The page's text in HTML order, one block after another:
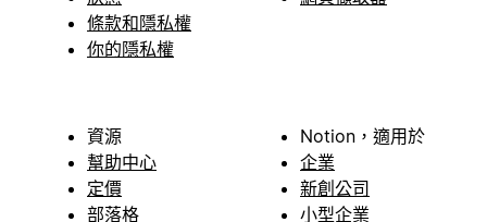
條款和隱私權
你的隱私權
資源
幫助中心
定價
部落格
Notion，適用於
企業
新創公司
小型企業